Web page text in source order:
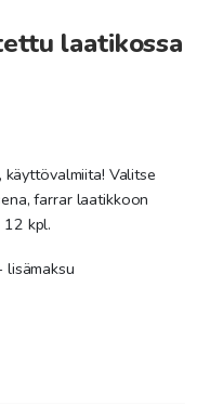
laatikossa
Valitse
farrar laatikkoon
kpl.
lisämaksu